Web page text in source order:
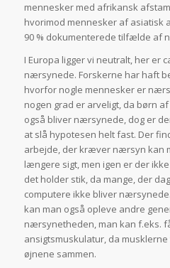
mennesker med afrikansk
hvorimod mennesker af asiatisk
90 % dokumenterede tilfælde af
I Europa ligger vi neutralt, her er
nærsynede. Forskerne har haft
hvorfor nogle mennesker er
nogen grad er arveligt, da børn
også bliver nærsynede, dog er
at slå hypotesen helt fast. Der
arbejde, der kræver nærsyn kan
længere sigt, men igen er der
det holder stik, da mange, der
computere ikke bliver
kan man også opleve andre
nærsynetheden, man kan f.eks.
ansigtsmuskulatur, da
øjnene sammen.